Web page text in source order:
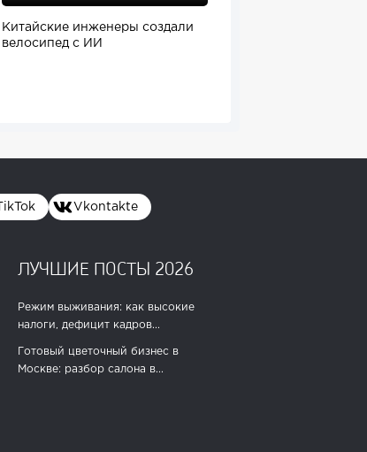
Китайские инженеры создали
велосипед с ИИ
TikTok Vkontakte
ЛУЧШИЕ ПОСТЫ 2026
Режим выживания: как высокие
налоги, дефицит кадров...
Готовый цветочный бизнес в
Москве: разбор салона в...